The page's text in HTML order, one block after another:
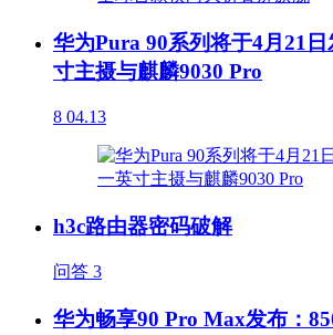
华为Pura 90系列将于4月21
寸主摄与麒麟9030 Pro
8 04.13
h3c路由器密码破解
问答 3
华为畅享90 Pro Max发布：